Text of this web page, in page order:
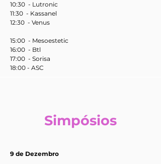
10:30 - Lutronic
11:30 - Kassanel
12:30 - Venus
15:00 - Mesoestetic
16:00 - Btl
17:00 - Sorisa
18:00 - ASC
Simpósios
9 de Dezembro